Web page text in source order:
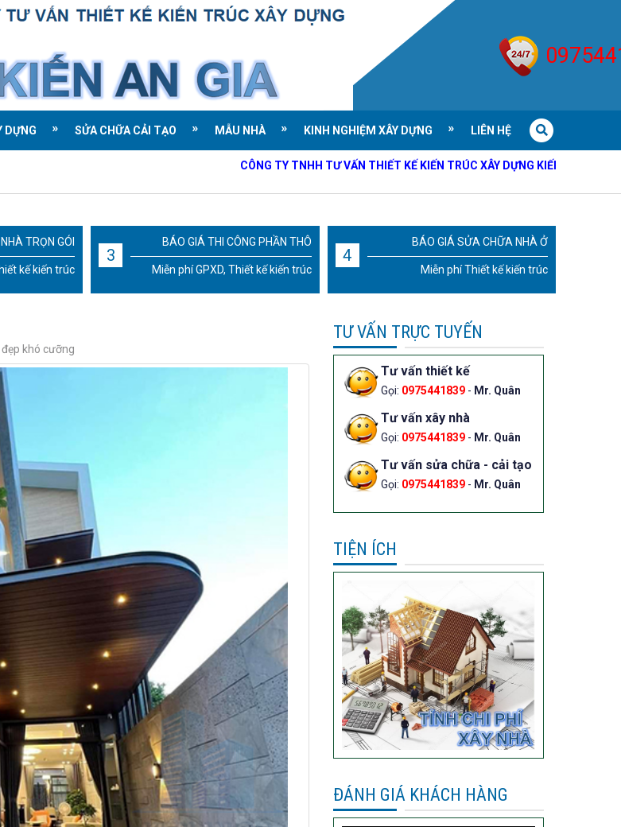
DỰNG SỬA CHỮA CẢI TẠO MẪU NHÀ KINH NGHIỆM XÂY DỰNG LIÊN HỆ
CÔNG TY TNHH TƯ VẤN THIẾT KẾ KIẾN TRÚC XÂY DỰNG KIẾN AN GIAKính Chào
TRỌN GÓI
kế kiến trúc
3
BÁO GIÁ THI CÔNG PHẦN THÔ
Miễn phí GPXD, Thiết kế kiến trúc
4
BÁO GIÁ SỬA CHỮA NHÀ Ở
Miễn phí Thiết kế kiến trúc
khó cưỡng
TƯ VẤN TRỰC TUYẾN
Tư vấn thiết kế
Gọi: 0975441839- Mr. Quân
Tư vấn xây nhà
Gọi: 0975441839- Mr. Quân
Tư vấn sửa chữa - cải tạo
Gọi: 0975441839- Mr. Quân
TIỆN ÍCH
ĐÁNH GIÁ KHÁCH HÀNG